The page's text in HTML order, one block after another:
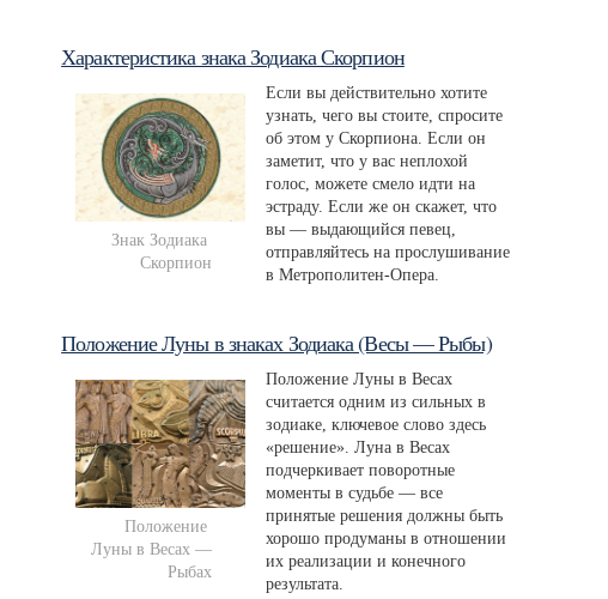
Характеристика знака Зодиака Скорпион
Знак Зодиака
Скорпион
Если вы действительно хотите
узнать, чего вы стоите, спросите
об этом у Скорпиона. Если он
заметит, что у вас неплохой
голос, можете смело идти на
эстраду. Если же он скажет, что
вы — выдающийся певец,
отправляйтесь на прослушивание
в Метрополитен-Опера.
Положение Луны в знаках Зодиака (Весы — Рыбы)
Положение
Луны в Весах —
Рыбах
Положение Луны в Весах
считается одним из сильных в
зодиаке, ключевое слово здесь
«решение». Луна в Весах
подчеркивает поворотные
моменты в судьбе — все
принятые решения должны быть
хорошо продуманы в отношении
их реализации и конечного
результата.